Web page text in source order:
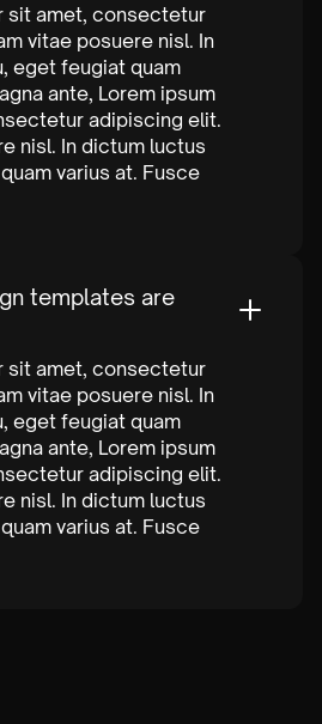
sit amet, consectetur
vitae posuere nisl. In
eget feugiat quam
ante, Lorem ipsum
adipiscing elit.
nisl. In dictum luctus
varius at. Fusce
templates are
sit amet, consectetur
vitae posuere nisl. In
eget feugiat quam
ante, Lorem ipsum
adipiscing elit.
nisl. In dictum luctus
varius at. Fusce